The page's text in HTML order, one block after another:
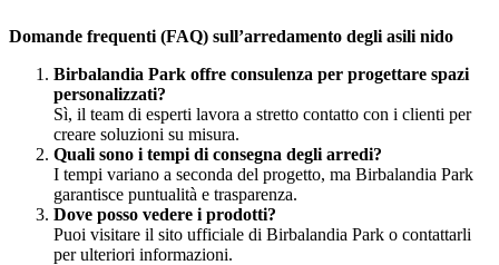
Domande frequenti (FAQ) sull’arredamento degli asili nido
Birbalandia Park offre consulenza per progettare spazi
personalizzati?
Sì, il team di esperti lavora a stretto contatto con i clienti per
creare soluzioni su misura.
Quali sono i tempi di consegna degli arredi?
I tempi variano a seconda del progetto, ma Birbalandia Park
garantisce puntualità e trasparenza.
Dove posso vedere i prodotti?
Puoi visitare il sito ufficiale di Birbalandia Park o contattarli
per ulteriori informazioni.